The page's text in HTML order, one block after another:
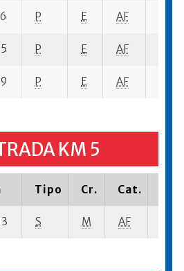
P E AF
P E AF
P E AF
KM 5
Tipo Cr. Cat.
S M AF